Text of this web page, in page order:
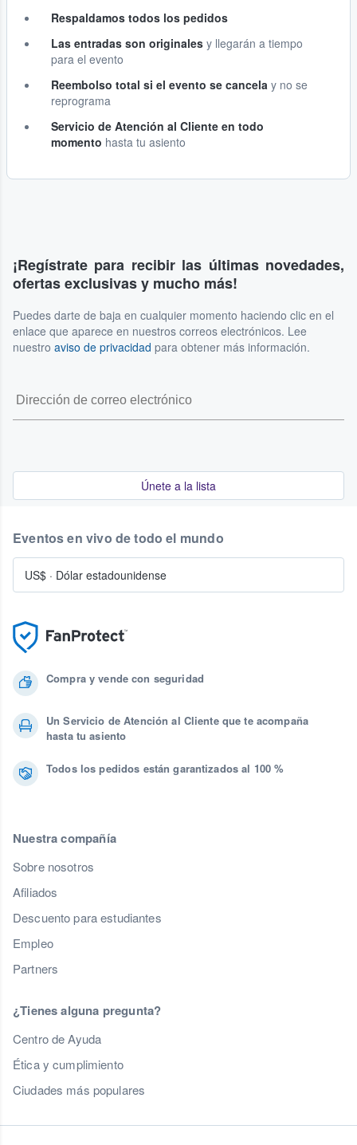
Respaldamos todos los pedidos
Las entradas son originales y llegarán a tiempo
para el evento
Reembolso total si el evento se cancela y no se
reprograma
Servicio de Atención al Cliente en todo
momento hasta tu asiento
¡Regístrate para recibir las últimas novedades,
ofertas exclusivas y mucho más!
Puedes darte de baja en cualquier momento haciendo clic en el
enlace que aparece en nuestros correos electrónicos. Lee
nuestro aviso de privacidad para obtener más información.
Únete a la lista
Compra y vende con seguridad
Un Servicio de Atención al Cliente que te acompaña
hasta tu asiento
Todos los pedidos están garantizados al 100 %
Nuestra compañía
Sobre nosotros
Afiliados
Descuento para estudiantes
Empleo
Partners
¿Tienes alguna pregunta?
Centro de Ayuda
Ética y cumplimiento
Ciudades más populares
Eventos en vivo de todo el mundo
US$ · Dólar estadounidense